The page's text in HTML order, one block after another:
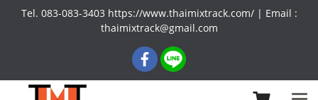
Tel. 083-083-3403 https://www.thaimixtrack.com/ | Email :
thaimixtrack@gmail.com